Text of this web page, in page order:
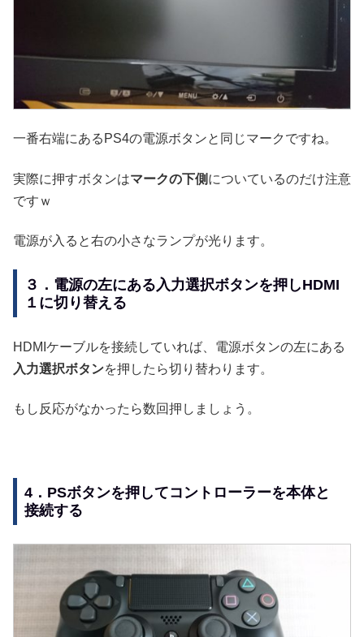
一番右端にあるPS4の電源ボタンと同じマークですね。
実際に押すボタンはマークの下側 についているのだけ注意
ですｗ
電源が入ると右の小さなランプが光ります。
３．電源の左にある入力選択ボタンを押しHDMI
１に切り替える
HDMIケーブルを接続していれば、電源ボタンの左にある
入力選択ボタンを押したら切り替わります。
もし反応がなかったら数回押しましょう。
4．PSボタンを押してコントローラーを本体と
接続する